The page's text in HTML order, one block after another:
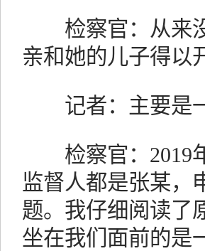
检察官：从来没
亲和她的儿子得以
记者：主要是
检察官：2019年
监督人都是张某，
题。我仔细阅读了
坐在我们面前的是